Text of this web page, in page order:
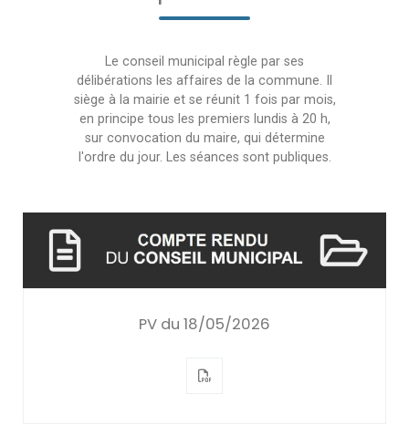
Le conseil municipal règle par ses
délibérations les affaires de la commune. Il
siège à la mairie et se réunit 1 fois par mois,
en principe tous les premiers lundis à 20 h,
sur convocation du maire, qui détermine
l'ordre du jour. Les séances sont publiques.
PV du 18/05/2026